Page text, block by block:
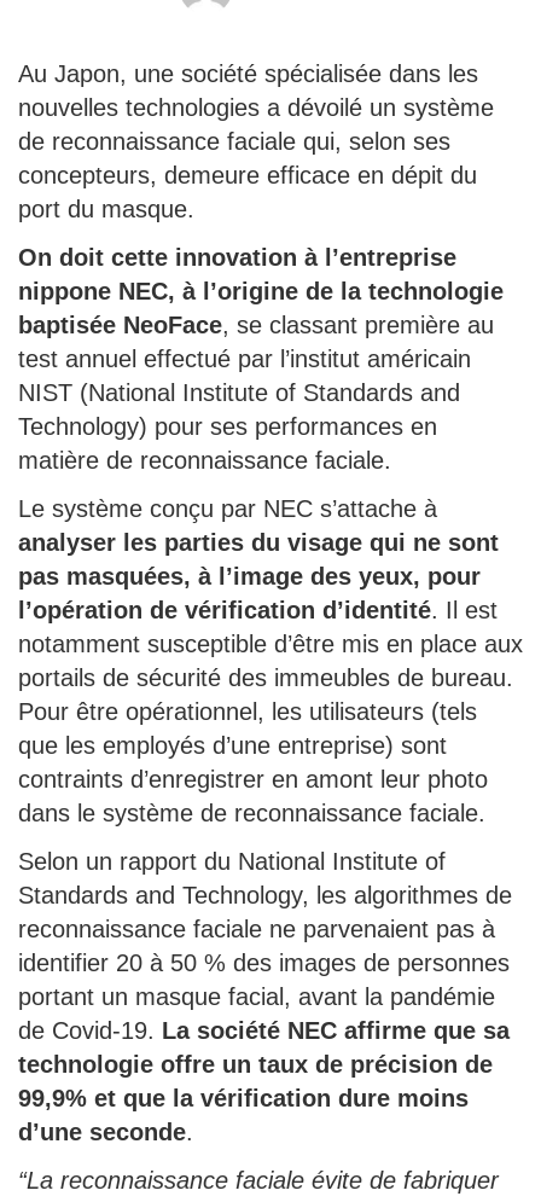
Au Japon, une société spécialisée dans les
nouvelles technologies a dévoilé un système
de reconnaissance faciale qui, selon ses
concepteurs, demeure efficace en dépit du
port du masque.
On doit cette innovation à l’entreprise
nippone NEC, à l’origine de la technologie
baptisée NeoFace, se classant première au
test annuel effectué par l’institut américain
NIST (National Institute of Standards and
Technology) pour ses performances en
matière de reconnaissance faciale.
Le système conçu par NEC s’attache à
analyser les parties du visage qui ne sont
pas masquées, à l’image des yeux, pour
l’opération de vérification d’identité. Il est
notamment susceptible d’être mis en place aux
portails de sécurité des immeubles de bureau.
Pour être opérationnel, les utilisateurs (tels
que les employés d’une entreprise) sont
contraints d’enregistrer en amont leur photo
dans le système de reconnaissance faciale.
Selon un rapport du National Institute of
Standards and Technology, les algorithmes de
reconnaissance faciale ne parvenaient pas à
identifier 20 à 50 % des images de personnes
portant un masque facial, avant la pandémie
de Covid-19. La société NEC affirme que sa
technologie offre un taux de précision de
99,9% et que la vérification dure moins
d’une seconde.
“La reconnaissance faciale évite de fabriquer